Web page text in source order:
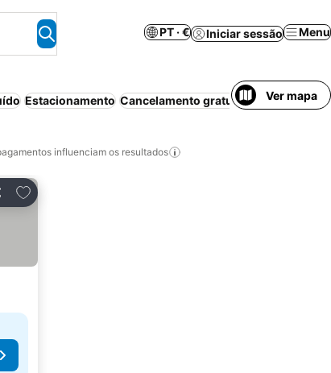
PT · € Iniciar sessão Menu
Estacionamento Cancelamento gratuito Piscina Ar
Ver mapa
influenciam os resultados
Adicionar aos favoritos